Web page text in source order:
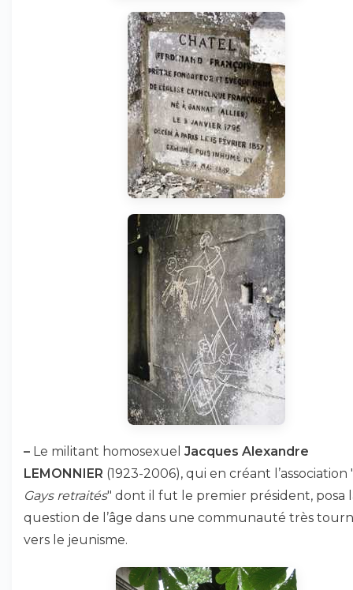
– Le militant homosexuel Jacques Alexandre
LEMONNIER (1923-2006), qui en créant l’association
Gays retraités" dont il fut le premier président, posa
question de l’âge dans une communauté très
vers le jeunisme.